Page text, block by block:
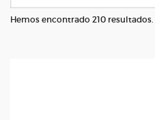
Hemos encontrado 210 resultados.